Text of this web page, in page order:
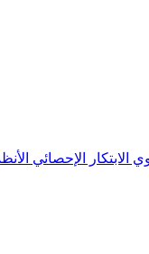
الابتكار الإحصائي